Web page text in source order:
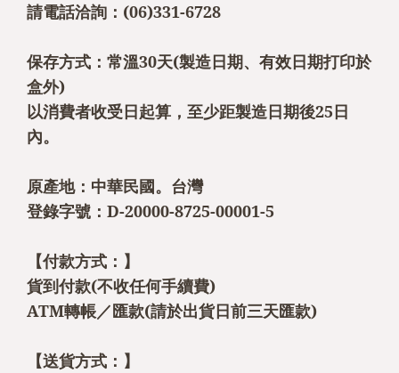
請電話洽詢：(06)331-6728
保存方式：常溫30天(製造日期、有效日期打印於
盒外)
以消費者收受日起算，至少距製造日期後25日
內。
原產地：中華民國。台灣
登錄字號：D-20000-8725-00001-5
【付款方式：】
貨到付款(不收任何手續費)
ATM轉帳／匯款(請於出貨日前三天匯款)
【送貨方式：】